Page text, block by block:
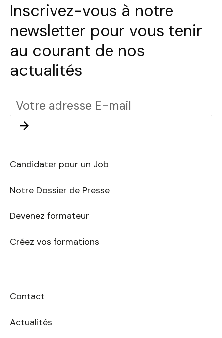
Inscrivez-vous à notre
newsletter pour vous tenir
au courant de nos
actualités
Votre
adresse
E-
Envoyer
Candidater pour un Job
Notre Dossier de Presse
Devenez formateur
Créez vos formations
Contact
Actualités